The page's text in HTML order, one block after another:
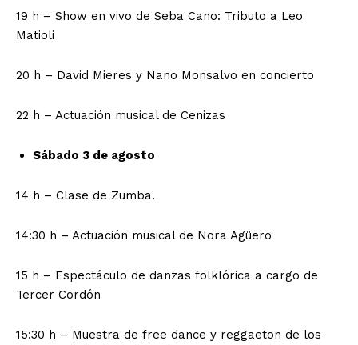
19 h – Show en vivo de Seba Cano: Tributo a Leo
Matioli
20 h – David Mieres y Nano Monsalvo en concierto
22 h – Actuación musical de Cenizas
Sábado 3 de agosto
14 h – Clase de Zumba.
14:30 h – Actuación musical de Nora Agüero
15 h – Espectáculo de danzas folklórica a cargo de
Tercer Cordón
15:30 h – Muestra de free dance y reggaeton de los